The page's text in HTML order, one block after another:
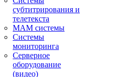
субтитрирования и
телетекста
MAM системы
Системы
мониторинга
Серверное
оборудование
(видео)